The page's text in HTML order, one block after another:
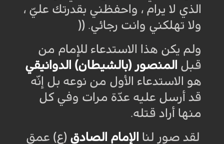
الذي لا يرام ، واحفظني بقدرتك عليّ ،
ولا تهلكني وانت رجائي)) .
ولم يكن هذا الاستدعاء للإمام من
قبل المنصور (بالشيطان) الدوانيقي
هو الاستدعاء الأول من نوعه بل إنّه
قد أرسل عليه عدّة مرات وفي كل
منها أراد قتله.
لقد صور لنا الإمام الصادق (ع) عمق